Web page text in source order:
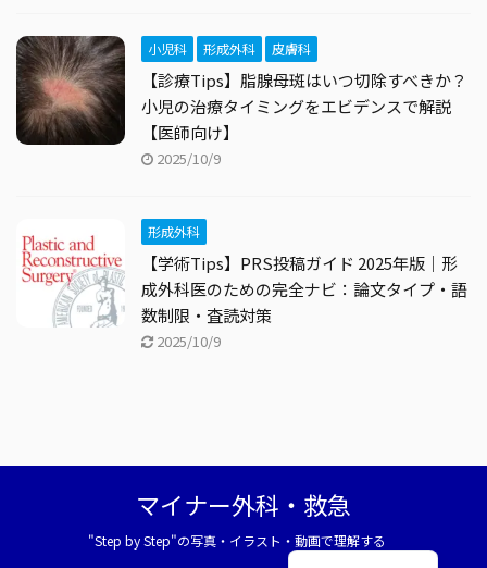
小児科 形成外科 皮膚科
【診療Tips】脂腺母斑はいつ切除すべきか？
小児の治療タイミングをエビデンスで解説
【医師向け】
2025/10/9
形成外科
【学術Tips】PRS投稿ガイド 2025年版｜形
成外科医のための完全ナビ：論文タイプ・語
数制限・査読対策
2025/10/9
マイナー外科・救急
"Step by Step"の写真・イラスト・動画で理解する
English